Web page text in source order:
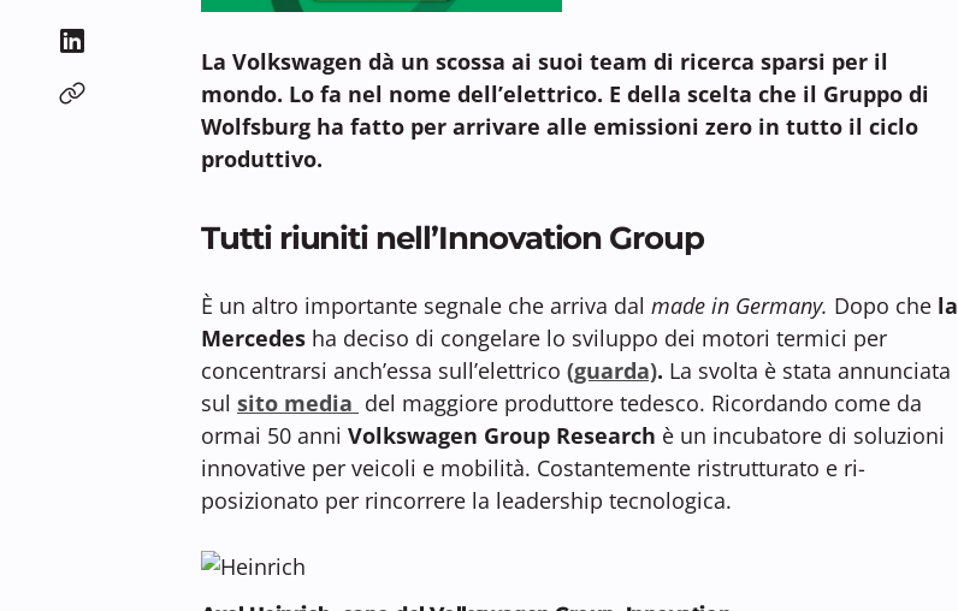
La Volkswagen dà un scossa ai suoi team di ricerca sparsi per il
mondo. Lo fa nel nome dell’elettrico. E della scelta che il Gruppo di
Wolfsburg ha fatto per arrivare alle emissioni zero in tutto il ciclo
produttivo.
Tutti riuniti nell’Innovation Group
È un altro importante segnale che arriva dal made in Germany. Dopo che la
Mercedes ha deciso di congelare lo sviluppo dei motori termici per
concentrarsi anch’essa sull’elettrico (guarda). La svolta è stata annunciata
sul sito media del maggiore produttore tedesco. Ricordando come da
ormai 50 anni Volkswagen Group Research è un incubatore di soluzioni
innovative per veicoli e mobilità. Costantemente ristrutturato e ri-
posizionato per rincorrere la leadership tecnologica.